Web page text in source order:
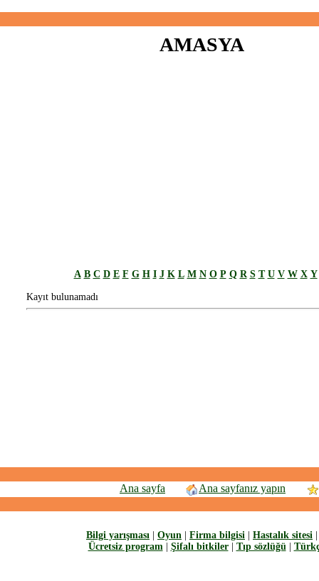
AMASYA
A B C D E F G H I J K L M N O P Q R S T U V W X Y
Kayıt bulunamadı
Ana sayfa Ana sayfanız yapın
Bilgi yarışması Oyun Firma bilgisi Hastalık sitesi
Ücretsiz program| Şifalı bitkiler| Tıp sözlüğü|